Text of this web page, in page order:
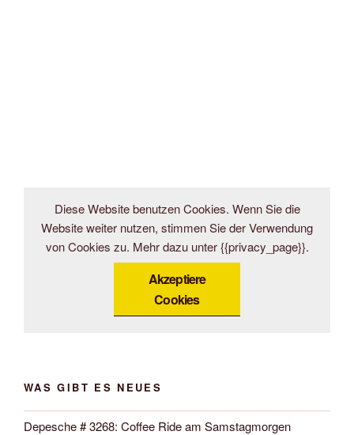
Diese Website benutzen Cookies. Wenn Sie die
Website weiter nutzen, stimmen Sie der Verwendung
von Cookies zu. Mehr dazu unter {{privacy_page}}.
Akzeptiere
Cookies
WAS GIBT ES NEUES
Depesche # 3268: Coffee Ride am Samstagmorgen